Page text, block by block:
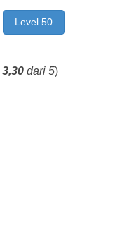
Level 50
3,30 dari 5)